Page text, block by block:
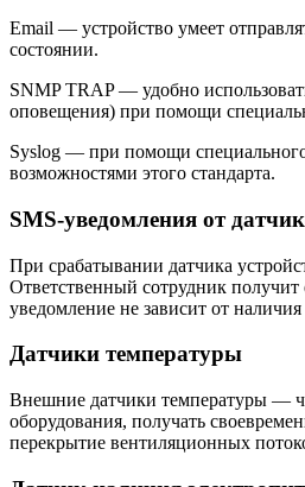
Email — устройство умеет
состоянии.
SNMP TRAP — удобно
оповещения) при помощи
Syslog — при помощи специального
возможностями этого стандарта.
SMS-уведомления от
При срабатывании датчика
Ответственный сотрудник
уведомление не зависит от
Датчики температуры
Внешние датчики температуры —
оборудования, получать
перекрытие вентиляционных